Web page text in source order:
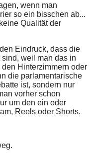
wenn man
so ein bisschen ab...
Qualität der
Eindruck, dass die
weil man das in
Hinterzimmern oder
die parlamentarische
ist, sondern nur
vorher schon
um den ein oder
Reels oder Shorts.